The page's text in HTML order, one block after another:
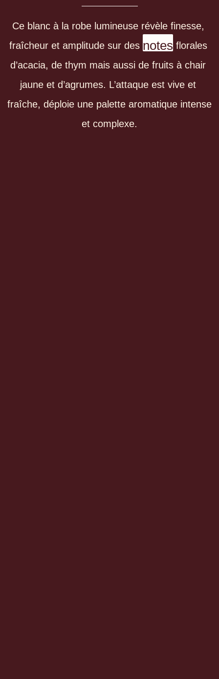
Ce blanc à la robe lumineuse révèle finesse,
fraîcheur et amplitude sur des notes florales
d’acacia, de thym mais aussi de fruits à chair
jaune et d’agrumes. L’attaque est vive et
fraîche, déploie une palette aromatique intense
et complexe.